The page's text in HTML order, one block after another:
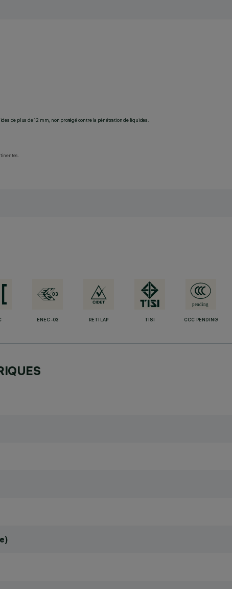
de plus de 12 mm, non protégé contre la pénétration de liquides.
ENEC-03 RETILAP TISI CCC PENDING